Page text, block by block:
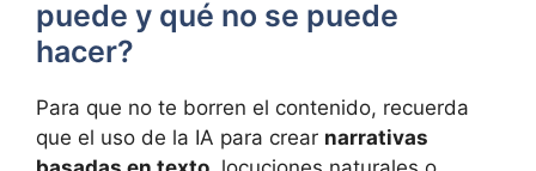
puede y qué no se puede
hacer?
Para que no te borren el contenido, recuerda
que el uso de la IA para crear narrativas